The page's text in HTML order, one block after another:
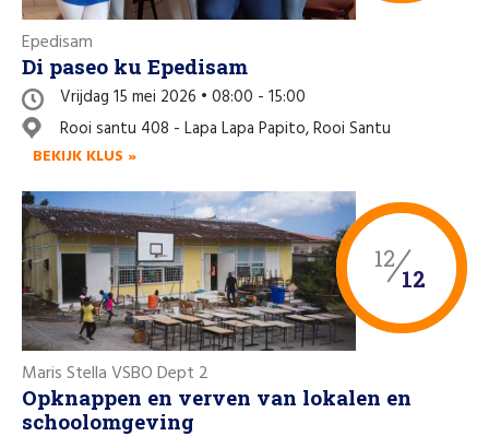
Epedisam
Di paseo ku Epedisam
Vrijdag 15 mei 2026 • 08:00 - 15:00
Rooi santu 408 - Lapa Lapa Papito, Rooi Santu
BEKIJK KLUS »
12
12
Maris Stella VSBO Dept 2
Opknappen en verven van lokalen en
schoolomgeving